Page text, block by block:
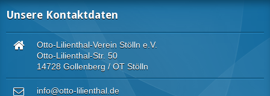
Unsere Kontaktdaten
Otto-Lilienthal-Verein Stölln e.V.
Otto-Lilienthal-Str. 50
14728 Gollenberg / OT Stölln
info@otto-lilienthal.de